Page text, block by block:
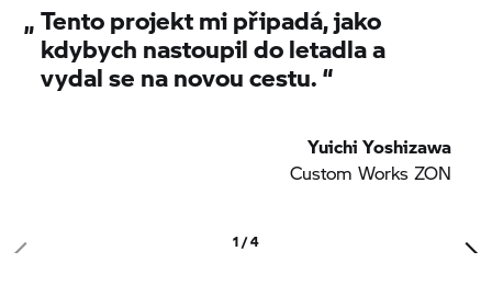
„Tento projekt mi připadá, jako
kdybych nastoupil do letadla a
vydal se na novou cestu. “
Yuichi Yoshizawa
Custom Works ZON
1 / 4